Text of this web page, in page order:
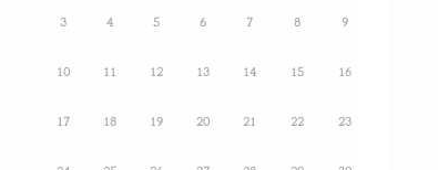
3 4 5 6 7 8 9
10 11 12 13 14 15 16
17 18 19 20 21 22 23